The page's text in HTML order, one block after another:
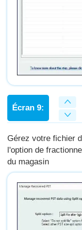
Écran 9:
Gérez votre fichier
l'option de
du magasin